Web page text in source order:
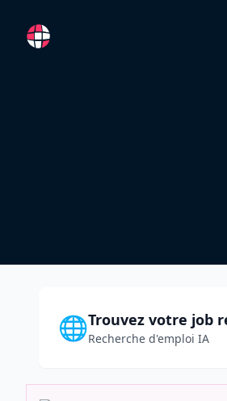
RemoteFR
🌐Trouvez votre job
Recherche d'emploi IA